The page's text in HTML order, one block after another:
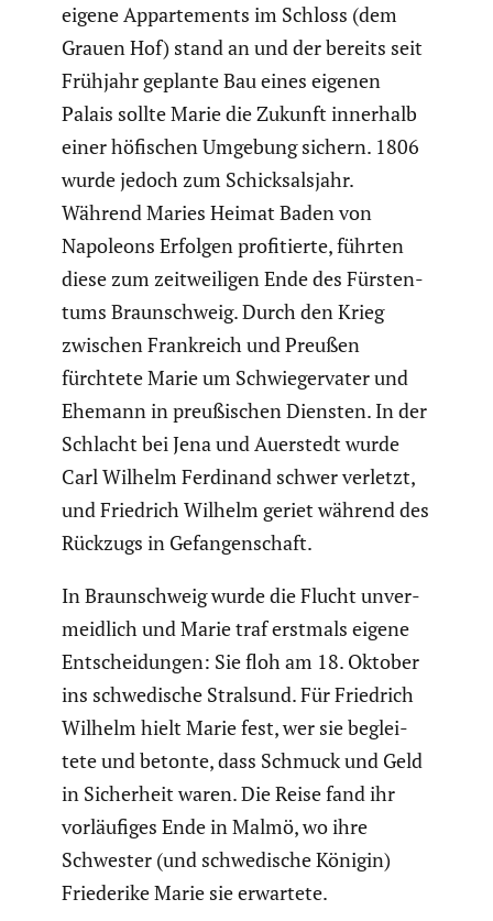
eigene Appar­te­ments im Schloss (dem
Grauen Hof) stand an und der bereits seit
Frühjahr geplante Bau eines eigenen
Palais sollte Marie die Zukunft innerhalb
einer höfischen Umgebung sichern. 1806
wurde jedoch zum Schick­sals­jahr.
Während Maries Heimat Baden von
Napoleons Erfolgen profi­tierte, führten
diese zum zeitwei­ligen Ende des Fürsten­
tums Braun­schweig. Durch den Krieg
zwischen Frank­reich und Preußen
fürchtete Marie um Schwie­ger­vater und
Ehemann in preußi­schen Diensten. In der
Schlacht bei Jena und Auerstedt wurde
Carl Wilhelm Ferdinand schwer verletzt,
und Friedrich Wilhelm geriet während des
Rückzugs in Gefan­gen­schaft.
In Braun­schweig wurde die Flucht unver­
meid­lich und Marie traf erstmals eigene
Entschei­dungen: Sie floh am 18. Oktober
ins schwe­di­sche Stralsund. Für Friedrich
Wilhelm hielt Marie fest, wer sie beglei­
tete und betonte, dass Schmuck und Geld
in Sicher­heit waren. Die Reise fand ihr
vorläu­figes Ende in Malmö, wo ihre
Schwester (und schwe­di­sche Königin)
Friede­rike Marie sie erwartete.